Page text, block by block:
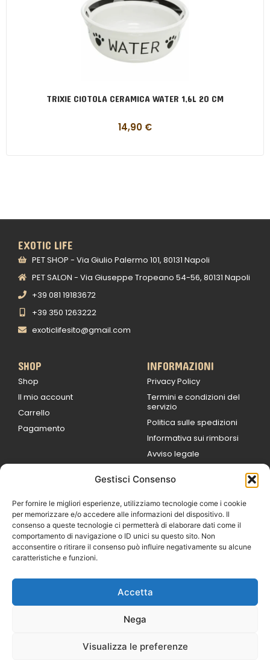
Gestisci Consenso
Per fornire le migliori esperienze, utilizziamo tecnologie come i cookie
per memorizzare e/o accedere alle informazioni del dispositivo. Il
consenso a queste tecnologie ci permetterà di elaborare dati come il
comportamento di navigazione o ID unici su questo sito. Non
acconsentire o ritirare il consenso può influire negativamente su alcune
caratteristiche e funzioni.
Accetta
Nega
Visualizza le preferenze
TRIXIE CIOTOLA CERAMICA WATER 1,6L 20 CM
14,90 €
EXOTIC LIFE
PET SHOP - Via Giulio Palermo 101, 80131 Napoli
PET SALON - Via Giuseppe Tropeano 54-56, 80131 Napoli
+39 081 19183672
+39 350 1263222
exoticlifesito@gmail.com
SHOP
Shop
Il mio account
Carrello
Pagamento
INFORMAZIONI
Privacy Policy
Termini e condizioni del
servizio
Politica sulle spedizioni
Informativa sui rimborsi
Avviso legale
9:00
Sabato 09:00 /
14:00
16:30 / 20:00
Domenica
Castaldi Luca | P.IVA
IT07259351216
Bilogic – Agenzia di